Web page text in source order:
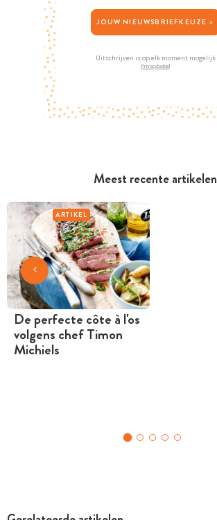
Meest recente artikelen
ARTIKEL
De perfecte côte à l'os
volgens chef Timon
Michiels
JOUW NIEUWSBRIEFKEUZE >
Uitschrijven is op elk moment mogelijk
Privacybeleid